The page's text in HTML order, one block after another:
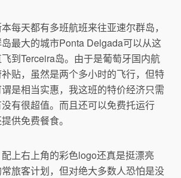
每天都有多班航班来往亚速尔群岛，
最大的城市Ponta Delgada可以从这
到Terceira岛。由于是葡萄牙国内航
贴，虽然是两个多小时的飞行，但特
是相当实惠，我这班的特价经济只需
有很超值。而且还可以免费托运行
供免费餐食。
上右上角的彩色logo还真是挺漂亮
旅客计划，但对绝大多数人恐怕是没